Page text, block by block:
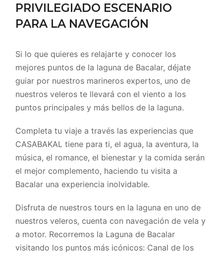
PRIVILEGIADO ESCENARIO
PARA LA NAVEGACIÓN
Si lo que quieres es relajarte y conocer los
mejores puntos de la laguna de Bacalar, déjate
guiar por nuestros marineros expertos, uno de
nuestros veleros te llevará con el viento a los
puntos principales y más bellos de la laguna.
Completa tu viaje a través las experiencias que
CASABAKAL tiene para ti, el agua, la aventura, la
música, el romance, el bienestar y la comida serán
el mejor complemento, haciendo tu visita a
Bacalar una experiencia inolvidable.
Disfruta de nuestros tours en la laguna en uno de
nuestros veleros, cuenta con navegación de vela y
a motor. Recorremos la Laguna de Bacalar
visitando los puntos más icónicos: Canal de los